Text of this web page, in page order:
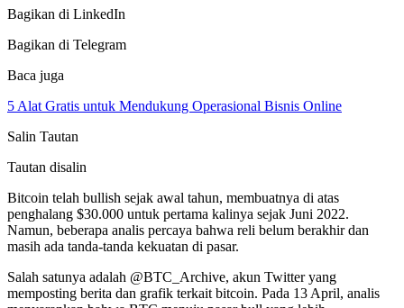
Bagikan di LinkedIn
Bagikan di Telegram
Baca juga
5 Alat Gratis untuk Mendukung Operasional Bisnis Online
Salin Tautan
Tautan disalin
Bitcoin telah bullish sejak awal tahun, membuatnya di atas
penghalang $30.000 untuk pertama kalinya sejak Juni 2022.
Namun, beberapa analis percaya bahwa reli belum berakhir dan
masih ada tanda-tanda kekuatan di pasar.
Salah satunya adalah @BTC_Archive, akun Twitter yang
memposting berita dan grafik terkait bitcoin. Pada 13 April, analis